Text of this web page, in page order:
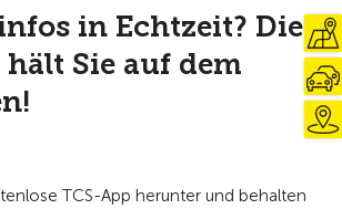
in Echtzeit? Die
Sie auf dem
TCS-App herunter und behalten